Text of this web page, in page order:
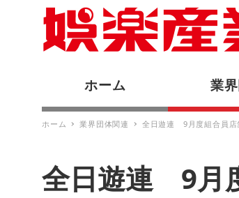
ホーム 業
ホーム 業界団体関連 全日遊連 9月度組合員店
全日遊連 9月